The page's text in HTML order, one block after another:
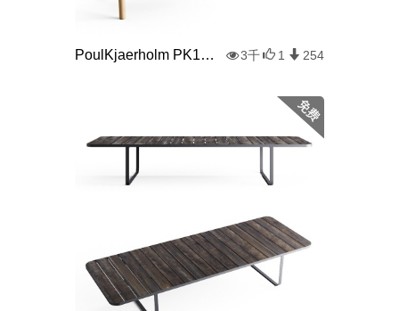
PoulKjaerholm PK15 Ash-Cane椅子 3千 1 254